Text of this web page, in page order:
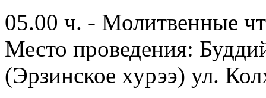
05.00 ч. - Молитвенные
Место проведения:
(Эрзинское хурээ) ул.